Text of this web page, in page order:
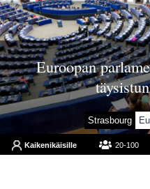
Euroopan
Strasbourg
Kaikenikäisille 20-100